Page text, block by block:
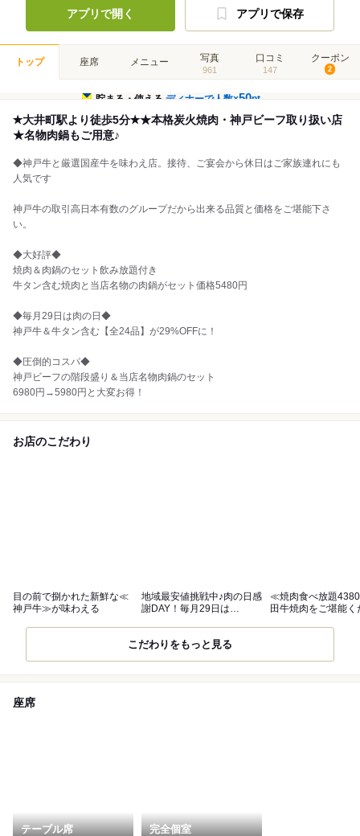
アプリで開く アプリで保存
トップ 座席 メニュー 写真
961
口コミ
147
クーポン
2
貯まる・使えるディナーで人数×50pt
✭大井町駅より徒歩5分✭★本格炭火焼肉・神戸ビーフ取り扱い店
★名物肉鍋もご用意♪
◆神戸牛と厳選国産牛を味わえ店。接待、ご宴会から休日はご家族連れにも
人気です
神戸牛の取引高日本有数のグループだから出来る品質と価格をご堪能下さ
い。
◆大好評◆
焼肉＆肉鍋のセット飲み放題付き
牛タン含む焼肉と当店名物の肉鍋がセット価格5480円
◆毎月29日は肉の日◆
神戸牛＆牛タン含む【全24品】が29%OFFに！
◆圧倒的コスパ◆
神戸ビーフの階段盛り＆当店名物肉鍋のセット
6980円→5980円と大変お得！
お店のこだわり
目の前で捌かれた新鮮な≪
神戸牛≫が味わえる
地域最安値挑戦中♪肉の日感
謝DAY！毎月29日は
≪焼肉食べ放題
田牛焼肉をご堪能く
こだわりをもっと見る
座席
テーブル席 完全個室